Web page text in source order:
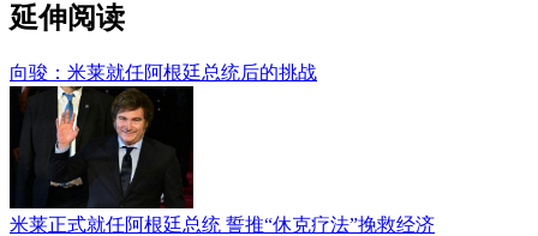
延伸阅读
向骏：米莱就任阿根廷总统后的挑战
米莱正式就任阿根廷总统 誓推“休克疗法”挽救经济